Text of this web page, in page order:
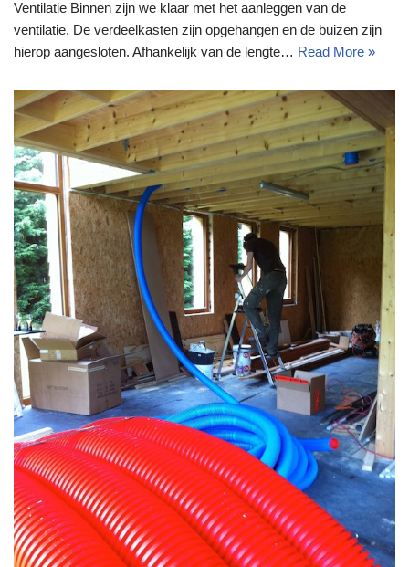
Ventilatie Binnen zijn we klaar met het aanleggen van de
ventilatie. De verdeelkasten zijn opgehangen en de buizen zijn
hierop aangesloten. Afhankelijk van de lengte… Read More »